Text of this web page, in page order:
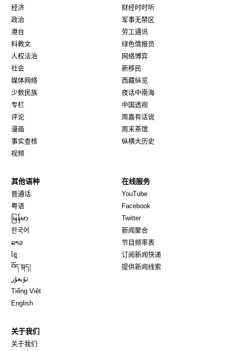
经济
政治
港台
科教文
人权法治
社会
媒体网络
少数民族
专栏
评论
漫画
事实查核
视频
财经时时听
军事无禁区
劳工通讯
绿色情报员
网络博弈
新移民
西藏纵览
夜话中南海
中国透视
周嘉有话说
周末茶馆
纵横大历史
其他语种
普通话
粤语
မြန်မာ
한국어
ລາວ
ខ្មែ
བོད་སྐད།
ئۇيغۇر
Tiếng Việt
English
在线服务
YouTube
Facebook
TwitterOpens in new window
新闻聚合
节目频率表
订阅新闻快递
提供新闻线索
关于我们
关于我们